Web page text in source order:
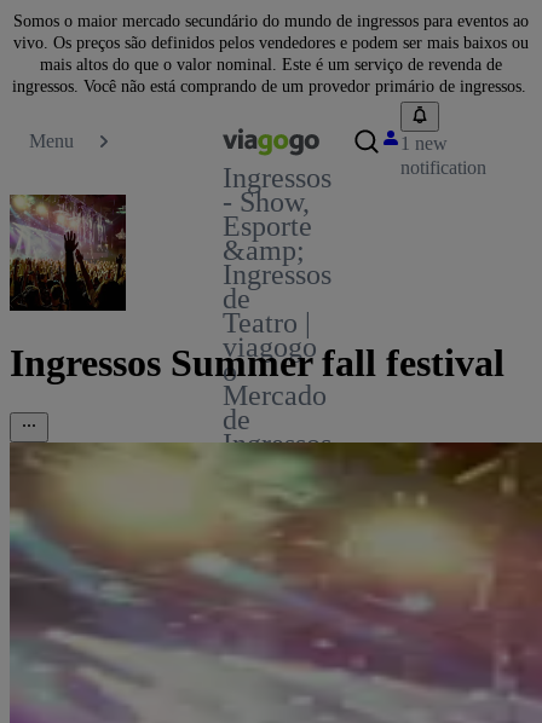
Somos o maior mercado secundário do mundo de ingressos para eventos ao
vivo. Os preços são definidos pelos vendedores e podem ser mais baixos ou
mais altos do que o valor nominal. Este é um serviço de revenda de
ingressos. Você não está comprando de um provedor primário de ingressos.
Menu
Ingressos
- Show,
Esporte
&amp;
Ingressos
de
Teatro |
viagogo
o
Mercado
de
Ingressos
1 new
notification
Ingressos Summer fall festival